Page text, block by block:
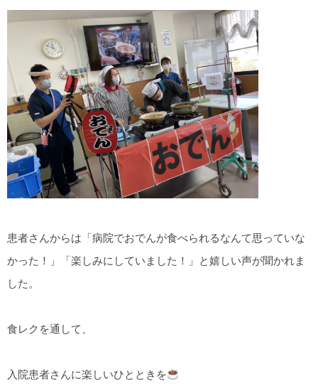
患者さんからは「病院でおでんが食べられるなんて思っていな
かった！」「楽しみにしていました！」と嬉しい声が聞かれま
した。
食レクを通して、
入院患者さんに楽しいひとときを